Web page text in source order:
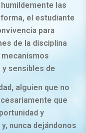
las
el estudiante
para
de la disciplina
sensibles de
alguien que no
que
y
nunca dejándonos